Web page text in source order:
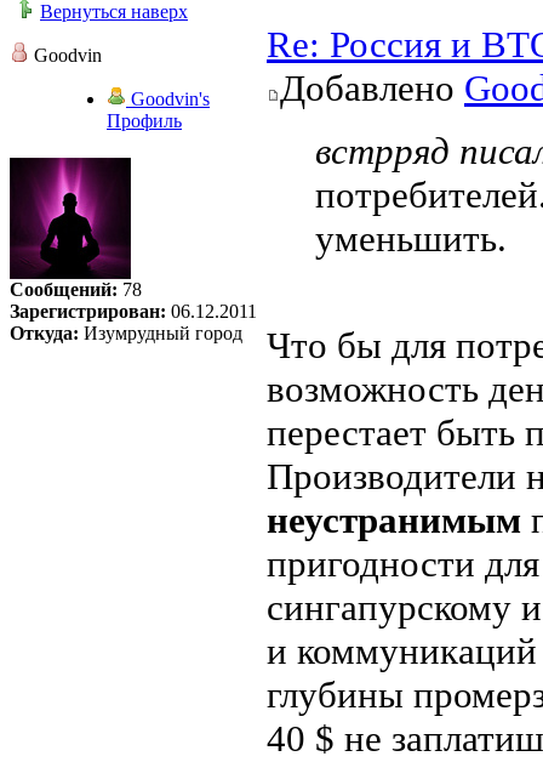
Вернуться наверх
Goodvin
Goodvin's
Профиль
Сообщений: 78
Зарегистрирован: 06.12.2011
Откуда: Изумрудный город
Re: Россия и
Добавлено
встрряд
уменьшить.
Что бы для
возможность
перестает быть
Производители
неустранимым
пригодности
сингапурскому
и
глубины
40 $ не